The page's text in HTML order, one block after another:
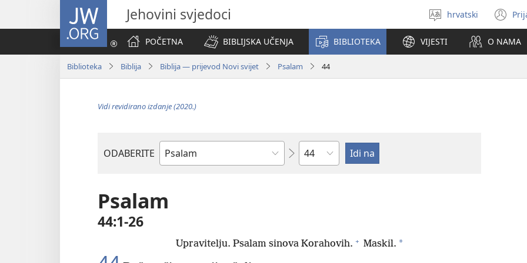
JW.ORG Jehovini svjedoci
Izaberi
jezik
hrvatski
se
novi
POČETNA
BIBLIJSKA UČENJA BIBLIOTEKA VIJESTI O NAMA
Biblioteka Biblija Biblija — prijevod Novi svijet Psalam 44
Vidi revidirano izdanje (2020.)
ODABERITE
Biblijska
Poglavlje
Psalam
44:1-26
Upravitelju. Psalam sinova Korahovih. + Maskil. *